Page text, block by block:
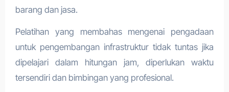
barang dan jasa.
Pelatihan yang membahas mengenai pengadaan
untuk pengembangan infrastruktur tidak tuntas jika
dipelajari dalam hitungan jam, diperlukan waktu
tersendiri dan bimbingan yang profesional.